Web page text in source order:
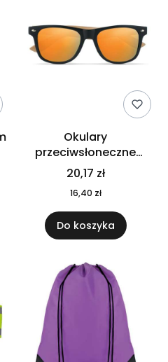
Okulary
przeciwsłoneczne
CALIFORNIA TOUCH
MO9617-10
20,17 zł
16,40 zł
Do koszyka